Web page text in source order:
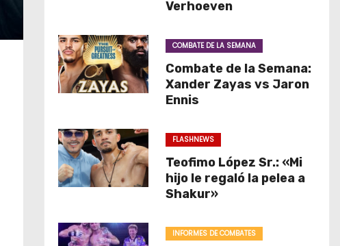
Verhoeven
COMBATE DE LA SEMANA
Combate de la Semana:
Xander Zayas vs Jaron
Ennis
FLASHNEWS
Teofimo López Sr.: «Mi
hijo le regaló la pelea a
Shakur»
INFORMES DE COMBATES